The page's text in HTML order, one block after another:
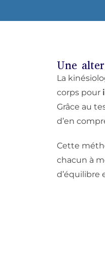
Une
La
corps pour
Grâce au
d’en
Cette
chacun à
d’équilibre